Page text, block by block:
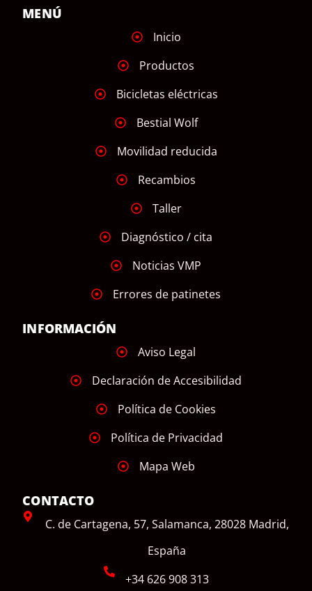
MENÚ
Inicio
Productos
Bicicletas eléctricas
Bestial Wolf
Movilidad reducida
Recambios
Taller
Diagnóstico / cita
Noticias VMP
Errores de patinetes
INFORMACIÓN
Aviso Legal
Declaración de Accesibilidad
Política de Cookies
Política de Privacidad
Mapa Web
CONTACTO
C. de Cartagena, 57, Salamanca, 28028 Madrid,
España
+34 626 908 313